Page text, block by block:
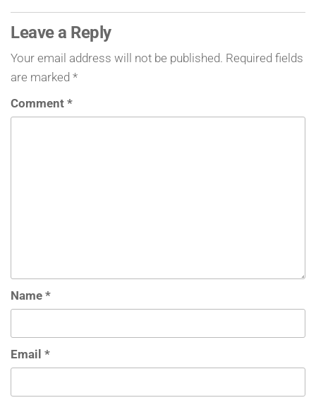
Leave a Reply
Your email address will not be published. Required fields
are marked *
Comment *
Name *
Email *